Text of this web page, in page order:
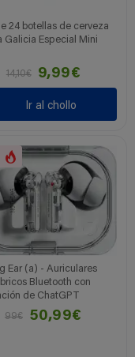
24 botellas de cerveza
Galicia Especial Mini
14,10€
9,99€
Ir al chollo
Ear (a) - Auriculares
Bluetooth con
de ChatGPT
99€
50,99€